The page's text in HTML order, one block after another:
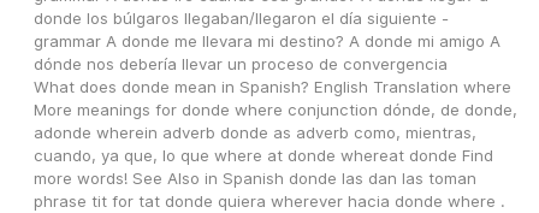
donde los búlgaros llegaban/llegaron el día siguiente -
grammar A donde me llevara mi destino? A donde mi amigo A
dónde nos debería llevar un proceso de convergencia
What does donde mean in Spanish? English Translation where
More meanings for donde where conjunction dónde, de donde,
adonde wherein adverb donde as adverb como, mientras,
cuando, ya que, lo que where at donde whereat donde Find
more words! See Also in Spanish donde las dan las toman
phrase tit for tat donde quiera wherever hacia donde where .